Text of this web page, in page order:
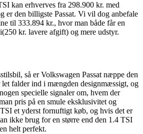
kan erhverves fra 298.900 kr. med
er den billigste Passat. Vi vil dog anbefale
til 333.894 kr., hvor man både får en
kr. lavere afgift) og mere udstyr.
så er Volkswagen Passat næppe den
let falder ind i mængden designmæssigt, og
specielle signaler om, hvem der
pris på en smule eksklusivitet og
et yderst fornuftigt køb, og hvis det er
ikke brug for en større end den 1.4 TSI
helt perfekt.